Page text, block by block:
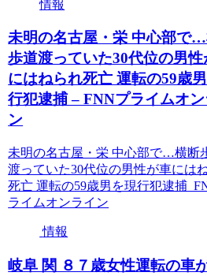
情報
未明の名古屋・栄 中心部で
歩道渡っていた30代位の男性
にはねられ死亡 運転の59歳
行犯逮捕 – FNNプライムオン
ン
未明の名古屋・栄 中心部で…横断
渡っていた30代位の男性が車には
死亡 運転の59歳男を現行犯逮捕
ライムオンライン
情報
岐阜 関 ８７歳女性運転の車